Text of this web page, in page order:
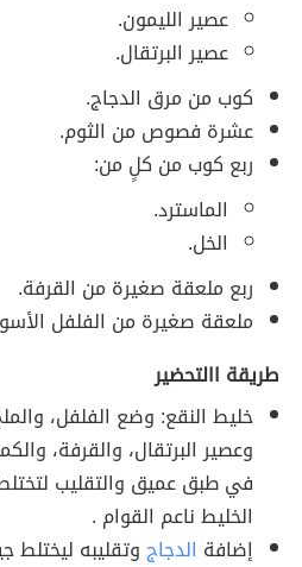
عصير الليمون.
عصير البرتقال.
كوب من مرق الدجاج.
عشرة فصوص من الثوم.
ربع كوب من كلٍ من:
الماسترد.
الخل.
ربع ملعقة صغيرة من القرفة.
ملعقة صغيرة من الفلفل
طريقة االتحضير
خليط النقع: وضع الفلفل،
وعصير البرتقال، والقرفة،
في طبق عميق والتقليب
الخليط ناعم القوام .
إضافة الدجاجوتقليبه ليختلط